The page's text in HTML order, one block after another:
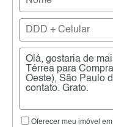
Oferecer meu imóvel em